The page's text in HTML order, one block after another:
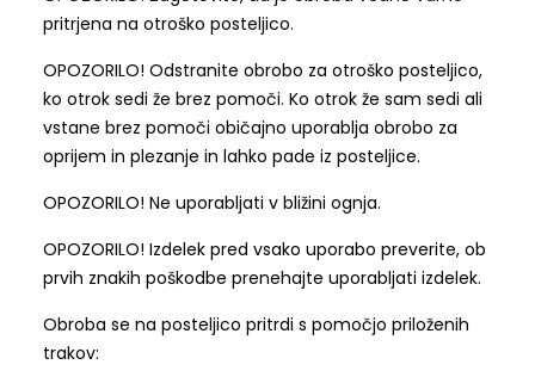
pritrjena na otroško posteljico.
OPOZORILO! Odstranite obrobo za otroško posteljico,
ko otrok sedi že brez pomoči. Ko otrok že sam sedi ali
vstane brez pomoči običajno uporablja obrobo za
oprijem in plezanje in lahko pade iz posteljice.
OPOZORILO! Ne uporabljati v bližini ognja.
OPOZORILO! Izdelek pred vsako uporabo preverite, ob
prvih znakih poškodbe prenehajte uporabljati izdelek.
Obroba se na posteljico pritrdi s pomočjo priloženih
trakov: